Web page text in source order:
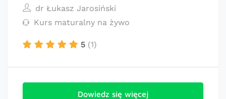
dr Łukasz Jarosiński
Kurs maturalny na żywo
5 (1)
Dowiedz się więcej